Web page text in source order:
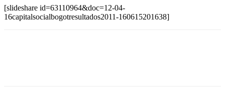
[slideshare id=63110964&doc=12-04-
16capitalsocialbogotresultados2011-160615201638]